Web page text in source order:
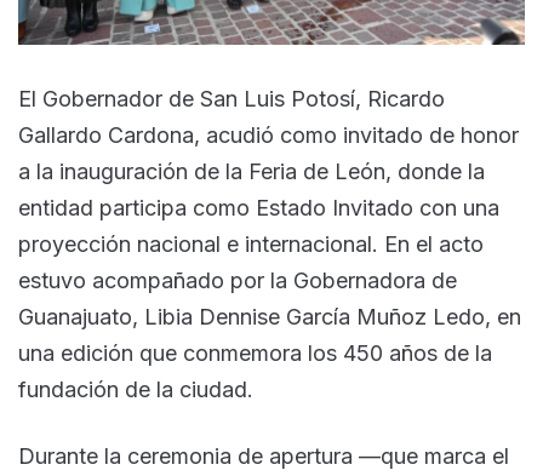
El Gobernador de San Luis Potosí, Ricardo
Gallardo Cardona, acudió como invitado de honor
a la inauguración de la Feria de León, donde la
entidad participa como Estado Invitado con una
proyección nacional e internacional. En el acto
estuvo acompañado por la Gobernadora de
Guanajuato, Libia Dennise García Muñoz Ledo, en
una edición que conmemora los 450 años de la
fundación de la ciudad.
Durante la ceremonia de apertura —que marca el